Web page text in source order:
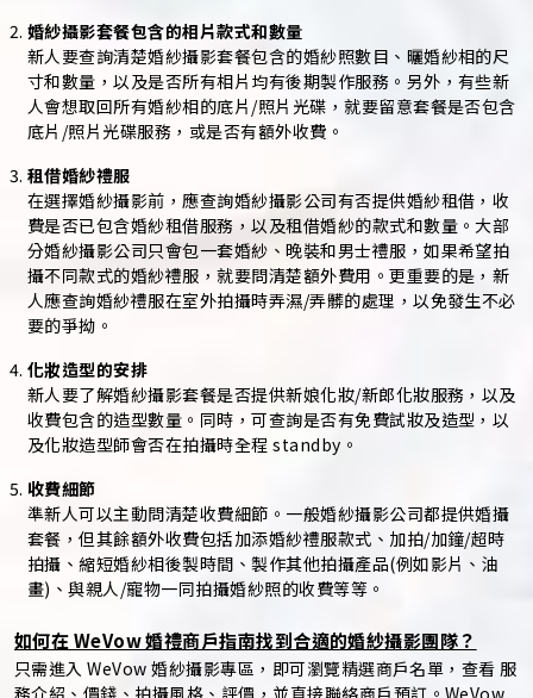
婚紗攝影套餐包含的相片款式和數量
新人要查詢清楚婚紗攝影套餐包含的婚紗照數目、曬婚紗相的尺
寸和數量，以及是否所有相片均有後期製作服務。另外，有些新
人會想取回所有婚紗相的底片/照片光碟，就要留意套餐是否包含
底片/照片光碟服務，或是否有額外收費。
租借婚紗禮服
在選擇婚紗攝影前，應查詢婚紗攝影公司有否提供婚紗租借，收
費是否已包含婚紗租借服務，以及租借婚紗的款式和數量。大部
分婚紗攝影公司只會包一套婚紗、晚裝和男士禮服，如果希望拍
攝不同款式的婚紗禮服，就要問清楚額外費用。更重要的是，新
人應查詢婚紗禮服在室外拍攝時弄濕/弄髒的處理，以免發生不必
要的爭拗。
化妝造型的安排
新人要了解婚紗攝影套餐是否提供新娘化妝/新郎化妝服務，以及
收費包含的造型數量。同時，可查詢是否有免費試妝及造型，以
及化妝造型師會否在拍攝時全程 standby。
收費細節
準新人可以主動問清楚收費細節。一般婚紗攝影公司都提供婚攝
套餐，但其餘額外收費包括加添婚紗禮服款式、加拍/加鐘/超時
拍攝、縮短婚紗相後製時間、製作其他拍攝產品(例如影片、油
畫)、與親人/寵物一同拍攝婚紗照的收費等等。
如何在 WeVow 婚禮商戶指南找到合適的婚紗攝影團隊？
只需進入 WeVow 婚紗攝影專區，即可瀏覽精選商戶名單，查看 服
務介紹、價錢、拍攝風格、評價，並直接聯絡商戶預訂。WeVow